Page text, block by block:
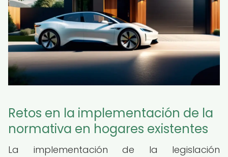
Retos en la implementación de la
normativa en hogares existentes
La implementación de la legislación